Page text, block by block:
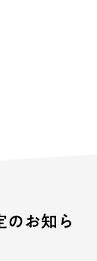
のお知ら